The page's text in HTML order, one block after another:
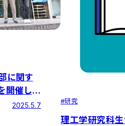
に関す
開催しま
2025.5.7 #研究
理工学研究科